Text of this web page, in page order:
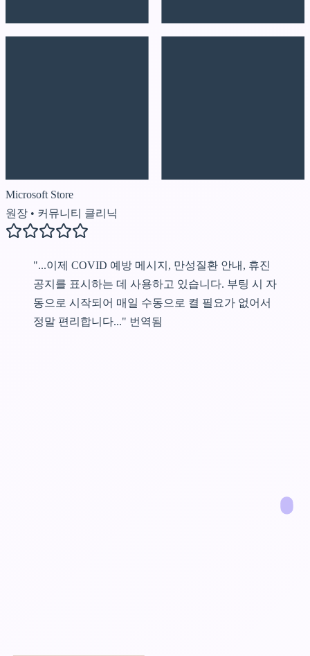
Microsoft Store
원장 • 커뮤니티 클리닉
"...이제 COVID 예방 메시지, 만성질환 안내, 휴진
공지를 표시하는 데 사용하고 있습니다. 부팅 시 자
동으로 시작되어 매일 수동으로 켤 필요가 없어서
정말 편리합니다..." 번역됨